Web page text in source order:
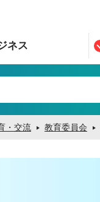
ネス
・交流 教育委員会